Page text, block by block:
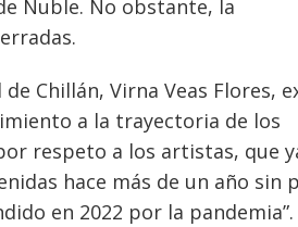
Ñuble. No obstante, la
Chillán, Virna Veas Flores,
a la trayectoria de los
respeto a los artistas, que
hace más de un año sin
en 2022 por la pandemia”.